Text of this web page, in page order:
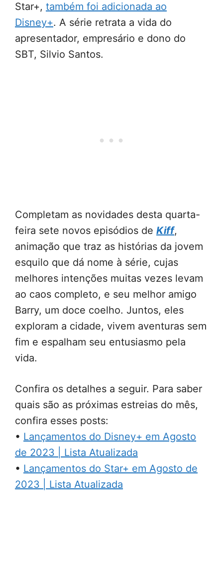
Star+, também foi adicionada ao
Disney+. A série retrata a vida do
apresentador, empresário e dono do
SBT, Silvio Santos.
Completam as novidades desta quarta-
feira sete novos episódios de Kiff,
animação que traz as histórias da jovem
esquilo que dá nome à série, cujas
melhores intenções muitas vezes levam
ao caos completo, e seu melhor amigo
Barry, um doce coelho. Juntos, eles
exploram a cidade, vivem aventuras sem
fim e espalham seu entusiasmo pela
vida.
Confira os detalhes a seguir. Para saber
quais são as próximas estreias do mês,
confira esses posts:
• Lançamentos do Disney+ em Agosto
de 2023 | Lista Atualizada
• Lançamentos do Star+ em Agosto de
2023 | Lista Atualizada